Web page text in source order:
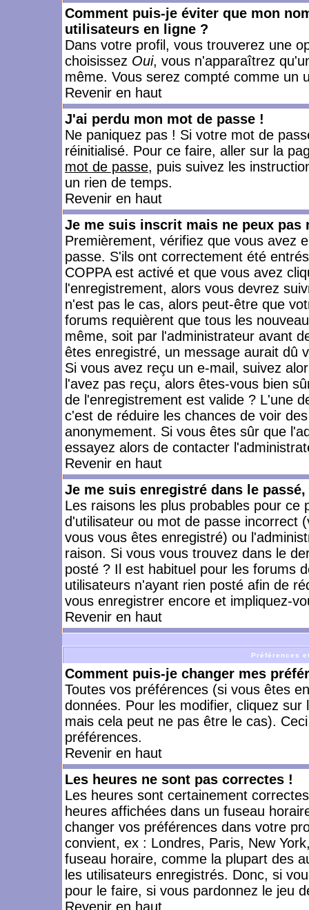
Comment puis-je éviter que mon
utilisateurs en ligne ?
Dans votre profil, vous trouverez une
choisissez Oui, vous n'apparaîtrez
même. Vous serez compté comme un
Revenir en haut
J'ai perdu mon mot de passe !
Ne paniquez pas ! Si votre mot de
réinitialisé. Pour ce faire, aller sur la
mot de passe, puis suivez les
un rien de temps.
Revenir en haut
Je me suis inscrit mais ne peux pas
Premièrement, vérifiez que vous avez
passe. S'ils ont correctement été
COPPA est activé et que vous avez
l'enregistrement, alors vous devrez
n'est pas le cas, alors peut-être que
forums requièrent que tous les
même, soit par l'administrateur avant
êtes enregistré, un message aurait dû
Si vous avez reçu un e-mail, suivez
l'avez pas reçu, alors êtes-vous bien
de l'enregistrement est valide ? L'une
c'est de réduire les chances de voir
anonymement. Si vous êtes sûr que
essayez alors de contacter
Revenir en haut
Je me suis enregistré dans le
Les raisons les plus probables pour
d'utilisateur ou mot de passe incorrect
vous vous êtes enregistré) ou
raison. Si vous vous trouvez dans le
posté ? Il est habituel pour les forums
utilisateurs n'ayant rien posté afin de
vous enregistrer encore et impliquez-
Revenir en haut
Préférences
Comment puis-je changer mes
Toutes vos préférences (si vous êtes
données. Pour les modifier, cliquez sur
mais cela peut ne pas être le cas).
préférences.
Revenir en haut
Les heures ne sont pas correctes !
Les heures sont certainement
heures affichées dans un fuseau
changer vos préférences dans votre
convient, ex : Londres, Paris, New
fuseau horaire, comme la plupart des
les utilisateurs enregistrés. Donc, si
pour le faire, si vous pardonnez le jeu
Revenir en haut